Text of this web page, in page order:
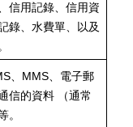
信用記錄、信用資
錄、水費單、以及
MMS 、電子郵
信的資料 （通常
。